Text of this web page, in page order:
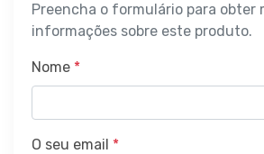
Preencha o formulário para obter
informações sobre este produto.
Nome *
O seu email *